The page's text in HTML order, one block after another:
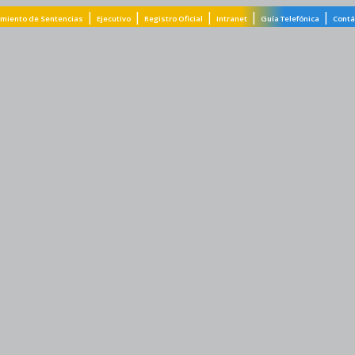
de Sentencias | Ejecutivo | Registro Oficial | Intranet | Guía Telefónica |